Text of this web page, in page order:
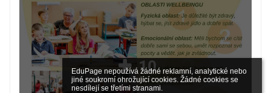
EduPage nepoužívá žádné reklamní, analytické nebo
jiné soukromí ohrožující cookies. Žádné cookies se
nesdílejí se třetími stranami.
10